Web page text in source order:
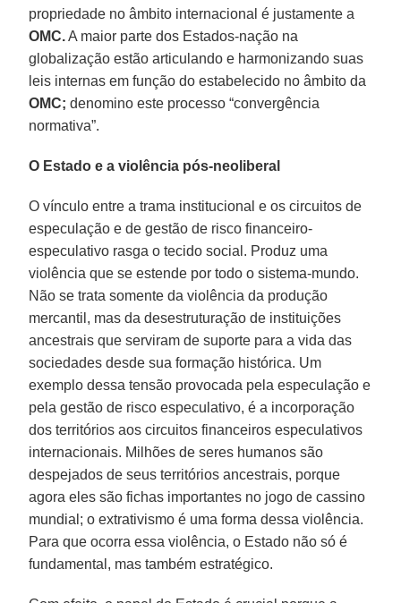
propriedade no âmbito internacional é justamente a
OMC.A maior parte dos Estados-nação na
globalização estão articulando e harmonizando suas
leis internas em função do estabelecido no âmbito da
OMC; denomino este processo “convergência
normativa”.
O Estado e a violência pós-neoliberal
O vínculo entre a trama institucional e os circuitos de
especulação e de gestão de risco financeiro-
especulativo rasga o tecido social. Produz uma
violência que se estende por todo o sistema-mundo.
Não se trata somente da violência da produção
mercantil, mas da desestruturação de instituições
ancestrais que serviram de suporte para a vida das
sociedades desde sua formação histórica. Um
exemplo dessa tensão provocada pela especulação e
pela gestão de risco especulativo, é a incorporação
dos territórios aos circuitos financeiros especulativos
internacionais. Milhões de seres humanos são
despejados de seus territórios ancestrais, porque
agora eles são fichas importantes no jogo de cassino
mundial; o extrativismo é uma forma dessa violência.
Para que ocorra essa violência, o Estado não só é
fundamental, mas também estratégico.